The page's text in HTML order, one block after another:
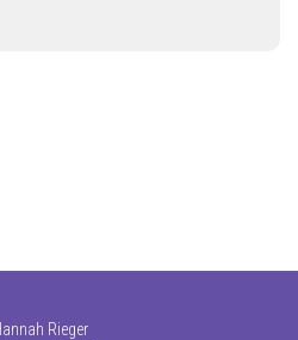
Rieger